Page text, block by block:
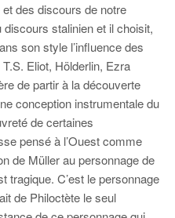
des discours de notre
stalinien et il choisit,
son style l’influence des
Eliot, Hölderlin, Ezra
de partir à la découverte
conception instrumentale du
de certaines
pensé à l’Ouest comme
de Müller au personnage de
C’est le personnage
de Philoctète le seul